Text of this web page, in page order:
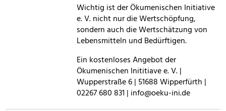
Wichtig ist der Ökumenischen Initiative
e. V. nicht nur die Wertschöpfung,
sondern auch die Wertschätzung von
Lebensmitteln und Bedürftigen.
Ein kostenloses Angebot der
Ökumenischen Inititiave e. V. |
Wupperstraße 6 | 51688 Wipperfürth |
02267 680 831 | info@oeku-ini.de